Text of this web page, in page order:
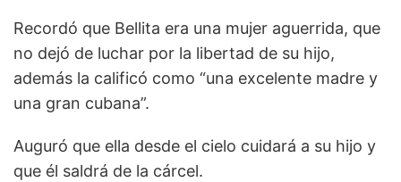
Recordó que Bellita era una mujer aguerrida, que
no dejó de luchar por la libertad de su hijo,
además la calificó como “una excelente madre y
una gran cubana”.
Auguró que ella desde el cielo cuidará a su hijo y
que él saldrá de la cárcel.